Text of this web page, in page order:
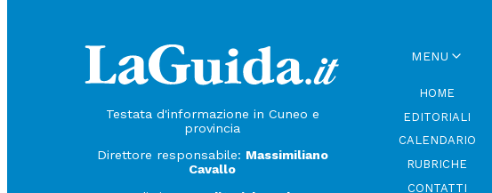
Testata d'informazione in Cuneo e
provincia
Direttore responsabile: Massimiliano
Cavallo
MENU
HOME
EDITORIALI
CALENDARIO
RUBRICHE
CONTATTI